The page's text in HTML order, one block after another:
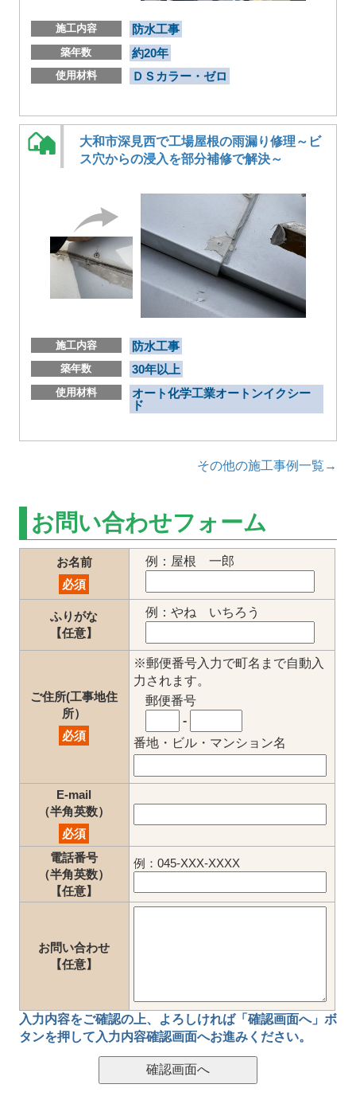
施工内容 防水工事
築年数 約20年
使用材料 ＤＳカラー・ゼロ
大和市深見西で工場屋根の雨漏り修理～ビ
ス穴からの浸入を部分補修で解決～
施工内容 防水工事
築年数 30年以上
使用材料
オート化学工業オートンイクシー
ド
その他の施工事例一覧→
お問い合わせフォーム
お名前
必須
例：屋根 一郎
ふりがな
【任意】
例：やね いちろう
ご住所(工事地住
所）
必須
※郵便番号入力で町名まで自動入
力されます。
郵便番号
-
番地・ビル・マンション名
E-mail
（半角英数）
必須
電話番号
（半角英数）
【任意】
例：045-XXX-XXXX
お問い合わせ
【任意】
入力内容をご確認の上、
よろしければ「確認画面へ」ボ
タンを押して 入力内容確認画面へお進みください。